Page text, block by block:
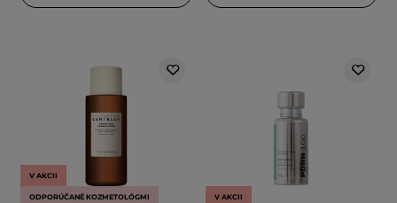
V AKCII
ODPORÚČANÉ KOZMETOLÓGMI V AKCII